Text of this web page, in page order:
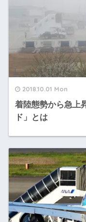
2018.10.01 Mon
着陸態勢から急上
ド」とは